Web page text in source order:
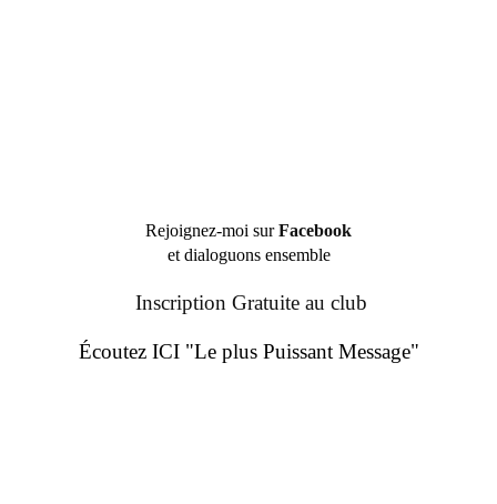
Rejoignez-moi surFacebook
et dialoguons ensemble
Inscription Gratuite au club
Écoutez ICI "Le plus Puissant Message"